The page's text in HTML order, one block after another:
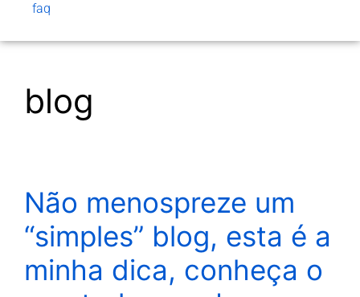
faq
blog
Não menospreze um
“simples” blog, esta é a
minha dica, conheça o